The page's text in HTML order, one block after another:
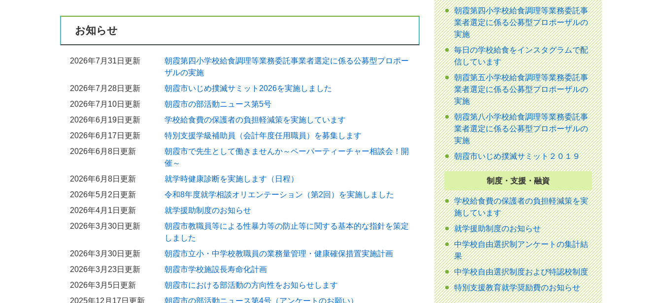
お知らせ
2026年7月31日更新
朝霞第四小学校給食調理等業務委託事業者選定に係る公募型プロポー
ザルの実施
2026年7月28日更新
朝霞市いじめ撲滅サミット2026を実施しました
2026年7月10日更新
朝霞市の部活動ニュース第5号
2026年6月19日更新
学校給食費の保護者の負担軽減策を実施しています
2026年6月17日更新
特別支援学級補助員（会計年度任用職員）を募集します
2026年6月8日更新
朝霞市で先生として働きませんか～ペーパーティーチャー相談会！開
催～
2026年6月8日更新
就学時健康診断を実施します（日程）
2026年5月2日更新
令和8年度就学相談オリエンテーション（第2回）を実施しました
2026年4月1日更新
就学援助制度のお知らせ
2026年3月30日更新
朝霞市教職員等による性暴力等の防止等に関する基本的な指針を策定
しました
2026年3月30日更新
朝霞市立小・中学校教職員の業務量管理・健康確保措置実施計画
2026年3月23日更新
朝霞市学校施設長寿命化計画
2026年3月5日更新
朝霞市における部活動の方向性をお知らせします
2025年12月17日更新
朝霞市の部活動ニュース第4号（アンケートのお願い）
朝霞第四小学校給食調理等業務委託事
業者選定に係る公募型プロポーザルの
実施
毎日の学校給食をインスタグラムで配
信しています
朝霞第五小学校給食調理等業務委託事
業者選定に係る公募型プロポーザルの
実施
朝霞第八小学校給食調理等業務委託事
業者選定に係る公募型プロポーザルの
実施
朝霞市いじめ撲滅サミット２０１９
制度・支援・融資
学校給食費の保護者の負担軽減策を実
施しています
就学援助制度のお知らせ
中学校自由選択制アンケートの集計結
果
中学校自由選択制度および特認校制度
特別支援教育就学奨励費のお知らせ